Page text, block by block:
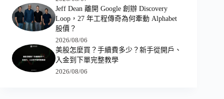
Jeff Dean 離開 Google 創辦 Discovery
Loop，27 年工程傳奇為何牽動 Alphabet
股價？
2026/08/06
美股怎麼買？手續費多少？新手從開戶、
入金到下單完整教學
2026/08/06